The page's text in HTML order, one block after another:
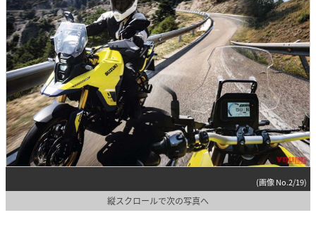
(画像 No.2/19)
縦スクロールで次の写真へ